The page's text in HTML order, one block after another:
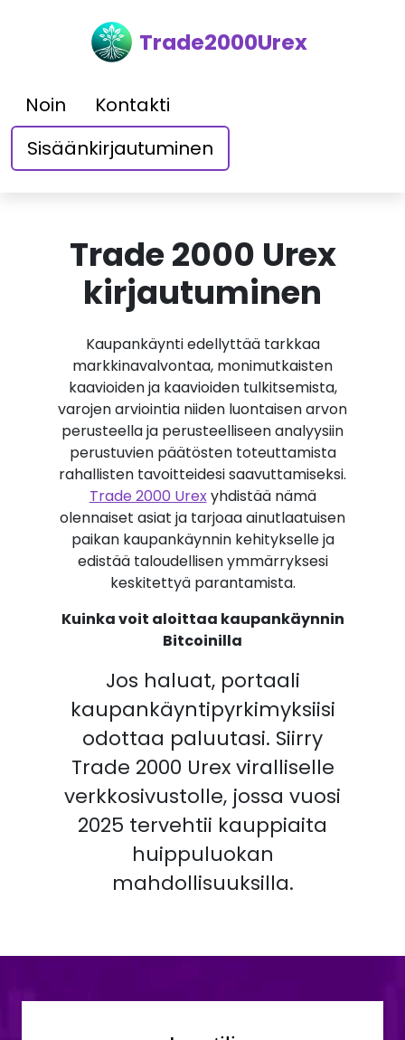
Trade2000Urex
Noin
Kontakti
Sisäänkirjautuminen
Trade 2000 Urex
kirjautuminen
Kaupankäynti edellyttää tarkkaa
markkinavalvontaa, monimutkaisten
kaavioiden ja kaavioiden tulkitsemista,
varojen arviointia niiden luontaisen arvon
perusteella ja perusteelliseen analyysiin
perustuvien päätösten toteuttamista
rahallisten tavoitteidesi saavuttamiseksi.
Trade 2000 Urexyhdistää nämä
olennaiset asiat ja tarjoaa ainutlaatuisen
paikan kaupankäynnin kehitykselle ja
edistää taloudellisen ymmärryksesi
keskitettyä parantamista.
Kuinka voit aloittaa kaupankäynnin
Bitcoinilla
Jos haluat, portaali
kaupankäyntipyrkimyksiisi
odottaa paluutasi. Siirry
Trade 2000 Urex viralliselle
verkkosivustolle, jossa vuosi
2025 tervehtii kauppiaita
huippuluokan
mahdollisuuksilla.